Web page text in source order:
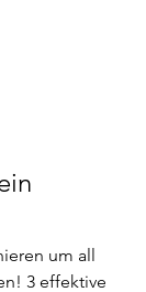
um all
3 effektive